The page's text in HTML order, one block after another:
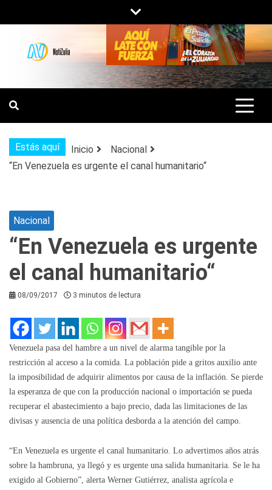
al
contenido
NOTIZULIA
NOTICIAS DEL ZULIA, VENEZUELA Y
DE INTERÉS GENERAL.
Estás aquí Inicio
Nacional
“En Venezuela es urgente el canal humanitario“
Nacional
“En Venezuela es urgente
el canal humanitario“
08/09/2017 3 minutos de lectura
Venezuela pasa del hambre a un nivel de alarma tangible por la
restricción al acceso a la comida. La población pide a gritos auxilio ante
la imposibilidad de adquirir alimentos por causa de la inflación. Se pierde
la esperanza de que con la producción nacional o importación se pueda
recuperar el abastecimiento a bajo precio, dada las limitaciones de las
divisas y ausencia de una política desborda a la atención del campo.
“En Venezuela es urgente el canal humanitario. Lo advertimos años atrás
sobre la hambruna, ya llegó y es urgente una salida humanitaria. Se le ha
exigido al Gobierno”, alerta Werner Gutiérrez, analista agrícola e